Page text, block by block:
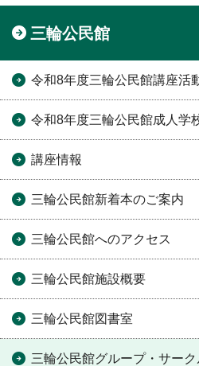
三輪公民館
令和8年度三輪公民館講座活
令和8年度三輪公民館成人学
講座情報
三輪公民館新着本のご案内
三輪公民館へのアクセス
三輪公民館施設概要
三輪公民館図書室
三輪公民館グループ・サー